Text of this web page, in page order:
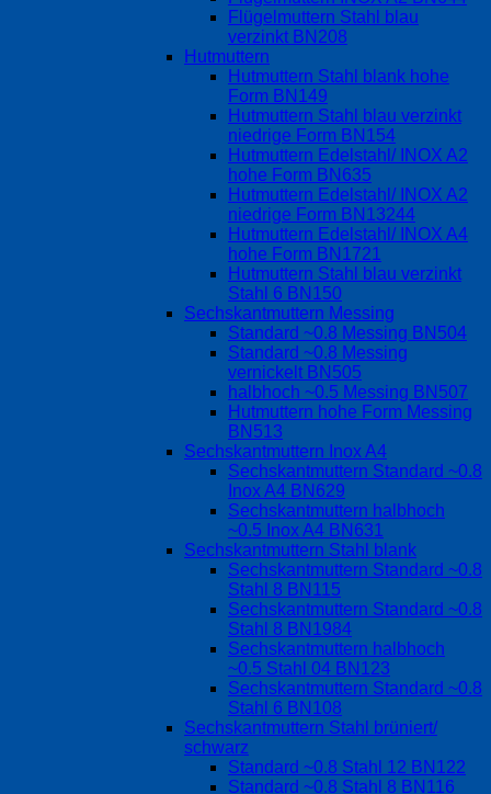
Flügelmuttern Stahl blau
verzinkt BN208
Hutmuttern
Hutmuttern Stahl blank hohe
Form BN149
Hutmuttern Stahl blau verzinkt
niedrige Form BN154
Hutmuttern Edelstahl/ INOX A2
hohe Form BN635
Hutmuttern Edelstahl/ INOX A2
niedrige Form BN13244
Hutmuttern Edelstahl/ INOX A4
hohe Form BN1721
Hutmuttern Stahl blau verzinkt
Stahl 6 BN150
Sechskantmuttern Messing
Standard ~0.8 Messing BN504
Standard ~0.8 Messing
vernickelt BN505
halbhoch ~0.5 Messing BN507
Hutmuttern hohe Form Messing
BN513
Sechskantmuttern Inox A4
Sechskantmuttern Standard ~0.8
Inox A4 BN629
Sechskantmuttern halbhoch
~0.5 Inox A4 BN631
Sechskantmuttern Stahl blank
Sechskantmuttern Standard ~0.8
Stahl 8 BN115
Sechskantmuttern Standard ~0.8
Stahl 8 BN1984
Sechskantmuttern halbhoch
~0.5 Stahl 04 BN123
Sechskantmuttern Standard ~0.8
Stahl 6 BN108
Sechskantmuttern Stahl brüniert/
schwarz
Standard ~0.8 Stahl 12 BN122
Standard ~0.8 Stahl 8 BN116